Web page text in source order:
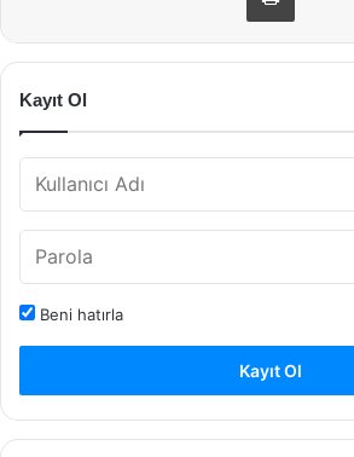
Kayıt Ol
Beni hatırla
Kayıt Ol